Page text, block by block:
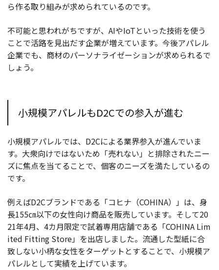
ら作る取り組みが求められているのです。
不可能と思われがちですが、AIやIoTといった技術を使う
ことで活路を見出だす企業が増えています。今後アパレル
企業でも、商材のパーソナライゼーションが求められるで
しょう。
小規模アパレルもD2Cでの参入が進む
小規模アパレルでは、D2Cによる業界参入が進んでいま
す。大衆向けではないため「売れない」と排除されたニー
ズに焦点を当てることで、個客のニーズを満たしているの
です。
例えばD2Cブランドである「コヒナ（COHINA）」は、身
長155㎝以下の女性向け商品を販売しています。そして20
21年4月、4カ月限定で試着専用店舗である「COHINA Lim
ited Fitting Store」を出店しました。流通した型紙に合
致しない小柄な女性をターゲットとすることで、小規模ア
パレルとして実績を上げています。